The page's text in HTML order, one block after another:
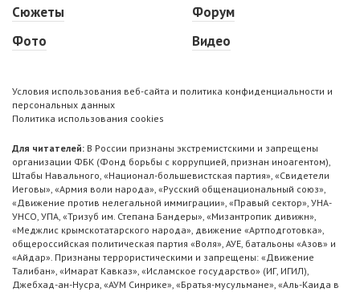
Сюжеты
Фото
Форум
Видео
Условия использования веб-сайта и политика конфиденциальности и
персональных данных
Политика использования cookies
Для читателей: В России признаны экстремистскими и запрещены
организации ФБК (Фонд борьбы с коррупцией, признан иноагентом),
Штабы Навального, «Национал-большевистская партия», «Свидетели
Иеговы», «Армия воли народа», «Русский общенациональный союз»,
«Движение против нелегальной иммиграции», «Правый сектор», УНА-
УНСО, УПА, «Тризуб им. Степана Бандеры», «Мизантропик дивижн»,
«Меджлис крымскотатарского народа», движение «Артподготовка»,
общероссийская политическая партия «Воля», АУЕ, батальоны «Азов» и
«Айдар». Признаны террористическими и запрещены: «Движение
Талибан», «Имарат Кавказ», «Исламское государство» (ИГ, ИГИЛ),
Джебхад-ан-Нусра, «АУМ Синрике», «Братья-мусульмане», «Аль-Каида в